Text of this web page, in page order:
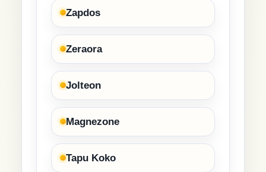
Zapdos
Zeraora
Jolteon
Magnezone
Tapu Koko